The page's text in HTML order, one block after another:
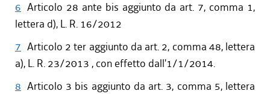
6 Articolo 28 ante bis aggiunto da art. 7, comma 1,
lettera d), L. R. 16/2012
7 Articolo 2 ter aggiunto da art. 2, comma 48, lettera
a), L. R. 23/2013 , con effetto dall'1/1/2014.
8 Articolo 3 bis aggiunto da art. 3, comma 5, lettera